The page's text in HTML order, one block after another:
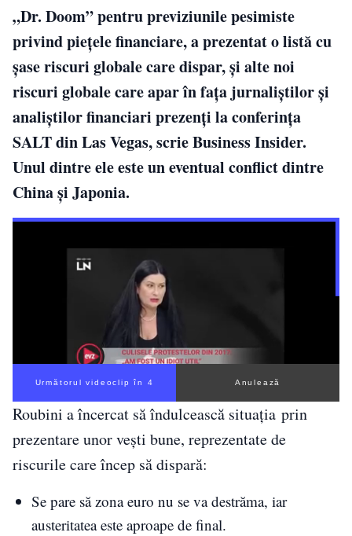
„Dr. Doom” pentru previziunile pesimiste
privind pieţele financiare, a prezentat o listă cu
şase riscuri globale care dispar, şi alte noi
riscuri globale care apar în faţa jurnaliştilor şi
analiştilor financiari prezenţi la conferinţa
SALT din Las Vegas, scrie Business Insider.
Unul dintre ele este un eventual conflict dintre
China şi Japonia.
Următorul videoclip în 3 Anulează
Roubini a încercat să îndulcească situaţia prin
prezentare unor veşti bune, reprezentate de
riscurile care încep să dispară:
Se pare să zona euro nu se va destrăma, iar
austeritatea este aproape de final.